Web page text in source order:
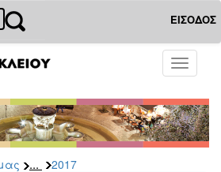
ΕΙΣΟΔΟΣ
Toggle
... 2017